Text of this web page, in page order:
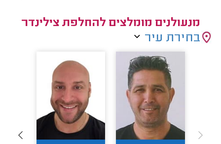
מנעולנים מומלצים להחלפת צילינדר
בחירת עיר